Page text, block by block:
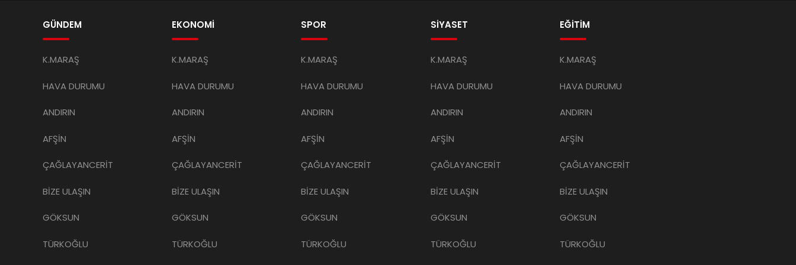
GÜNDEM
K.MARAŞ
HAVA DURUMU
ANDIRIN
AFŞİN
ÇAĞLAYANCERİT
BİZE ULAŞIN
GÖKSUN
TÜRKOĞLU
EKONOMİ
K.MARAŞ
HAVA DURUMU
ANDIRIN
AFŞİN
ÇAĞLAYANCERİT
BİZE ULAŞIN
GÖKSUN
TÜRKOĞLU
SPOR
K.MARAŞ
HAVA DURUMU
ANDIRIN
AFŞİN
ÇAĞLAYANCERİT
BİZE ULAŞIN
GÖKSUN
TÜRKOĞLU
SİYASET
K.MARAŞ
HAVA DURUMU
ANDIRIN
AFŞİN
ÇAĞLAYANCERİT
BİZE ULAŞIN
GÖKSUN
TÜRKOĞLU
EĞİTİM
K.MARAŞ
HAVA DURUMU
ANDIRIN
AFŞİN
ÇAĞLAYANCERİT
BİZE ULAŞIN
GÖKSUN
TÜRKOĞLU